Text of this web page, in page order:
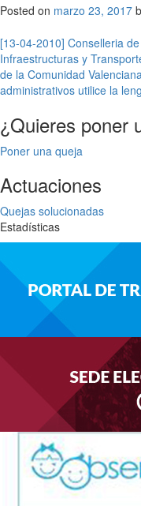
Posted on marzo 23, 2017
Navegación
de
entradas
[13-04-2010] Conselleria
Infraestructuras y
de la Comunidad
administrativos utilice la
¿Quieres poner
Poner una queja
Actuaciones
Quejas solucionadas
Estadísticas